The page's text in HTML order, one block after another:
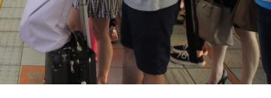
聞